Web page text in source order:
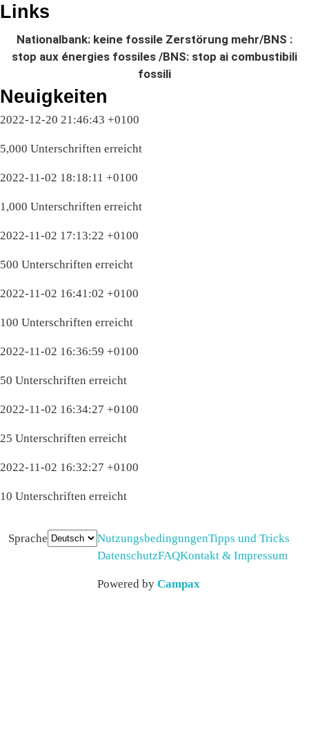
Links
Nationalbank: keine fossile Zerstörung mehr/BNS :
stop aux énergies fossiles /BNS: stop ai combustibili
fossili
Neuigkeiten
2022-12-20 21:46:43 +0100
5,000 Unterschriften erreicht
2022-11-02 18:18:11 +0100
1,000 Unterschriften erreicht
2022-11-02 17:13:22 +0100
500 Unterschriften erreicht
2022-11-02 16:41:02 +0100
100 Unterschriften erreicht
2022-11-02 16:36:59 +0100
50 Unterschriften erreicht
2022-11-02 16:34:27 +0100
25 Unterschriften erreicht
2022-11-02 16:32:27 +0100
10 Unterschriften erreicht
Sprache NutzungsbedingungenTipps und Tricks
DatenschutzFAQKontakt & Impressum
Powered by Campax